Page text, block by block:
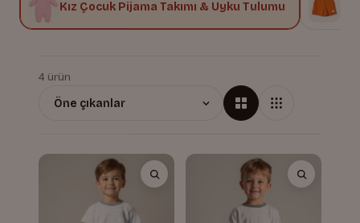
terletmeyen yapısı ve nefes alabilirliğiyle öne çıkar.
Kız Çocuk Pijama Takımı & Uyku Tulumu
4 ürün